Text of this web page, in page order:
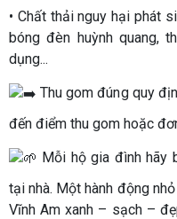
• Chất thải nguy hại phát
bóng đèn huỳnh quang,
dụng...
Thu gom đúng quy
đến điểm thu gom hoặc
Mỗi hộ gia đình hãy
tại nhà. Một hành động
Vĩnh Am xanh – sạch –